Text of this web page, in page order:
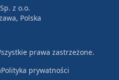
z o.o.
Polska
prawa zastrzeżone.
Polityka prywatności